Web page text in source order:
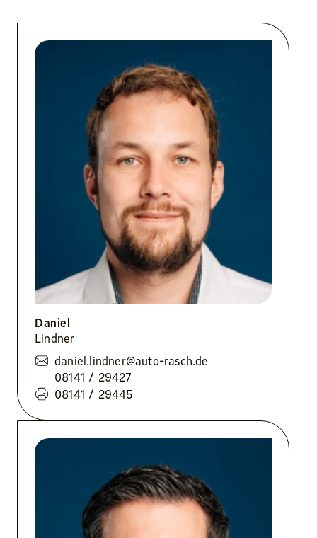
Daniel
Lindner
daniel.lindner@auto-rasch.de
08141 / 29427
08141 / 29445